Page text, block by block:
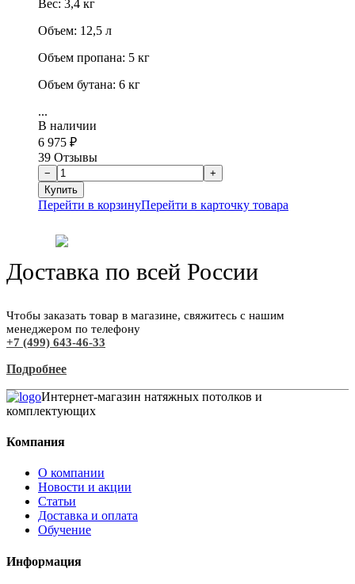
Вес: 3,4 кг
Объем: 12,5 л
Объем пропана: 5 кг
Объем бутана: 6 кг
...
В наличии
6 975 ₽
39 Отзывы
Перейти в корзинуПерейти в карточку товара
Доставка по всей России
Чтобы заказать товар в магазине, свяжитесь с нашим
менеджером по телефону
+7 (499) 643-46-33
Подробнее
Интернет-магазин натяжных потолков и
комплектующих
Компания
О компании
Новости и акции
Статьи
Доставка и оплата
Обучение
Информация